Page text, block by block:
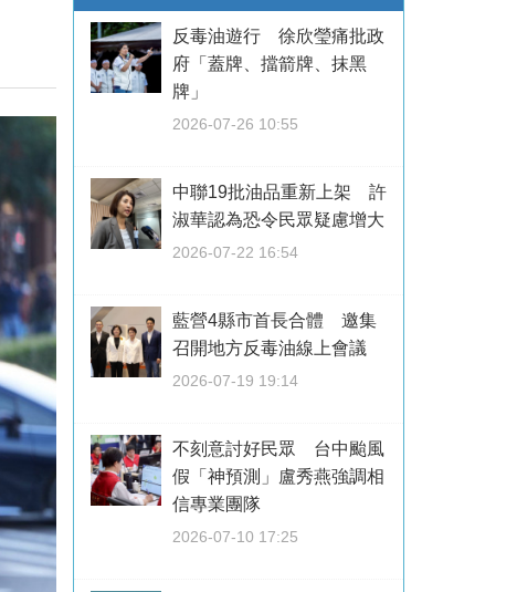
反毒油遊行 徐欣瑩痛批政
府「蓋牌、擋箭牌、抹黑
牌」
2026-07-26 10:55
中聯19批油品重新上架 許
淑華認為恐令民眾疑慮增大
2026-07-22 16:54
藍營4縣市首長合體 邀集
召開地方反毒油線上會議
2026-07-19 19:14
不刻意討好民眾 台中颱風
假「神預測」盧秀燕強調相
信專業團隊
2026-07-10 17:25